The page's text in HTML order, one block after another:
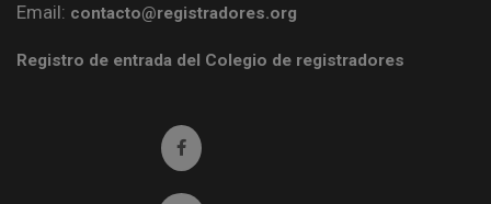
Email: contacto@registradores.org
Registro de entrada del Colegio de registradores
Ir a facebook (abre en ventana nueva)